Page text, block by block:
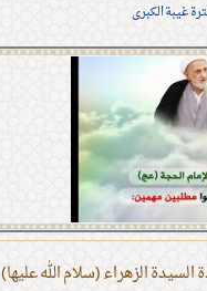
غيبة الكبرى
الزهراء (سلام الله عليها)